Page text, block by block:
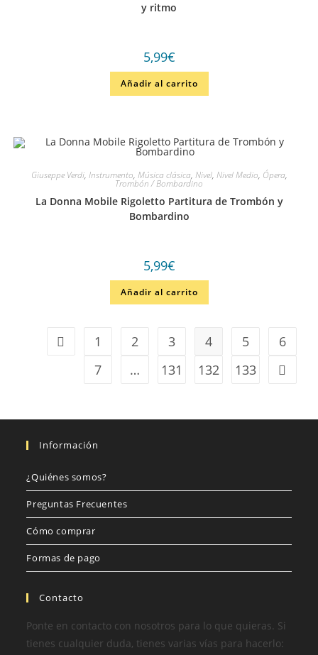
y ritmo
5,99€
Añadir al carrito
Giuseppe Verdi, Instrumento, Música clásica, Nivel, Nivel Medio, Ópera,
Trombón / Bombardino
La Donna Mobile Rigoletto Partitura de Trombón y
Bombardino
5,99€
Añadir al carrito
1 2 3 4 5
6
7
… 131 132 133
Información
¿Quiénes somos?
Preguntas Frecuentes
Cómo comprar
Formas de pago
Contacto
Ponte en contacto con nosotros para lo que quieras. Si
tienes cualquier duda, tienes varias vías para hacerlo: